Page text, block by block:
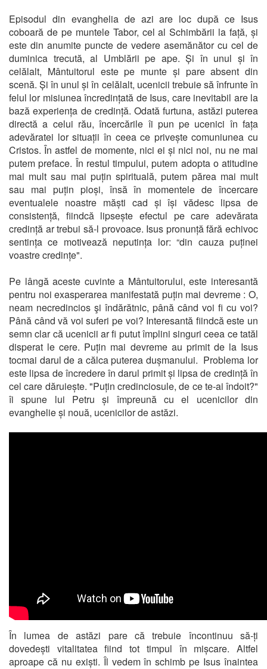
Episodul din evanghelia de azi are loc după ce Isus
coboară de pe muntele Tabor, cel al Schimbării la față, și
este din anumite puncte de vedere asemănător cu cel de
duminica trecută, al Umblării pe ape. Și în unul și în
celălalt, Mântuitorul este pe munte și pare absent din
scenă. Și în unul și în celălalt, ucenicii trebuie să înfrunte în
felul lor misiunea încredințată de Isus, care inevitabil are la
bază experiența de credință. Odată furtuna, astăzi puterea
directă a celui rău, încercările îi pun pe ucenici în fața
adevăratei lor situații în ceea ce privește comuniunea cu
Cristos. În astfel de momente, nici ei și nici noi, nu ne mai
putem preface. În restul timpului, putem adopta o atitudine
mai mult sau mai puțin spirituală, putem părea mai mult
sau mai puțin pioși, însă în momentele de încercare
eventualele noastre măști cad și își vădesc lipsa de
consistență, fiindcă lipsește efectul pe care adevărata
credință ar trebui să-l provoace. Isus pronunță fără echivoc
sentința ce motivează neputința lor: “din cauza puținei
voastre credințe".
Pe lângă aceste cuvinte a Mântuitorului, este interesantă
pentru noi exasperarea manifestată puțin mai devreme : O,
neam necredincios şi îndărătnic, până când voi fi cu voi?
Până când vă voi suferi pe voi? Interesantă fiindcă este un
semn clar că ucenicii ar fi putut împlini singuri ceea ce tatăl
disperat le cere. Puțin mai devreme au primit de la Isus
tocmai darul de a călca puterea dușmanului. Problema lor
este lipsa de încredere în darul primit și lipsa de credință în
cel care dăruiește. "Puțin credinciosule, de ce te-ai îndoit?"
îi spune lui Petru și împreună cu el ucenicilor din
evanghelie și nouă, ucenicilor de astăzi.
În lumea de astăzi pare că trebuie încontinuu să-ți
dovedești vitalitatea fiind tot timpul în mișcare. Altfel
aproape că nu exiști. Îl vedem în schimb pe Isus înaintea